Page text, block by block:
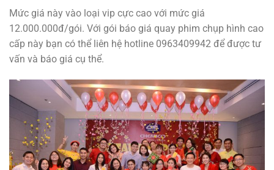
Mức giá này vào loại vip cực cao với mức giá
12.000.000đ/gói. Với gói báo giá quay phim chụp hình cao
cấp này bạn có thể liên hệ hotline 0963409942 để được tư
vấn và báo giá cụ thể.